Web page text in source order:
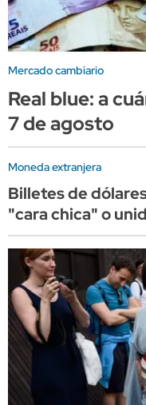
Mercado cambiario
Real blue: a
7 de agosto
Moneda extranjera
Billetes de
"cara chica" o